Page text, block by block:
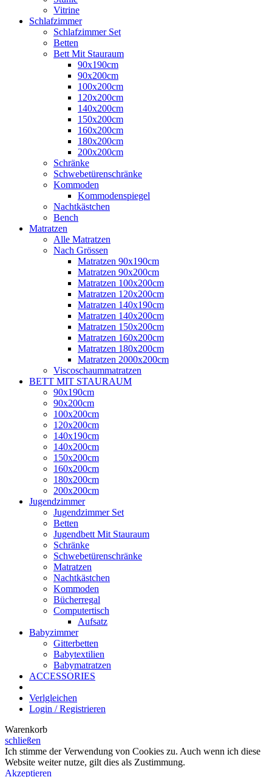
Vitrine
Schlafzimmer
Schlafzimmer Set
Betten
Bett Mit Stauraum
90x190cm
90x200cm
100x200cm
120x200cm
140x200cm
150x200cm
160x200cm
180x200cm
200x200cm
Schränke
Schwebetürenschränke
Kommoden
Kommodenspiegel
Nachtkästchen
Bench
Matratzen
Alle Matratzen
Nach Grössen
Matratzen 90x190cm
Matratzen 90x200cm
Matratzen 100x200cm
Matratzen 120x200cm
Matratzen 140x190cm
Matratzen 140x200cm
Matratzen 150x200cm
Matratzen 160x200cm
Matratzen 180x200cm
Matratzen 2000x200cm
Viscoschaummatratzen
BETT MIT STAURAUM
90x190cm
90x200cm
100x200cm
120x200cm
140x190cm
140x200cm
150x200cm
160x200cm
180x200cm
200x200cm
Jugendzimmer
Jugendzimmer Set
Betten
Jugendbett Mit Stauraum
Schränke
Schwebetürenschränke
Matratzen
Nachtkästchen
Kommoden
Bücherregal
Computertisch
Aufsatz
Babyzimmer
Gitterbetten
Babytextilien
Babymatratzen
ACCESSORIES
Verlgleichen
Login / Registrieren
Warenkorb
schließen
Ich stimme der Verwendung von Cookies zu. Auch wenn ich diese
Website weiter nutze, gilt dies als Zustimmung.
Akzeptieren